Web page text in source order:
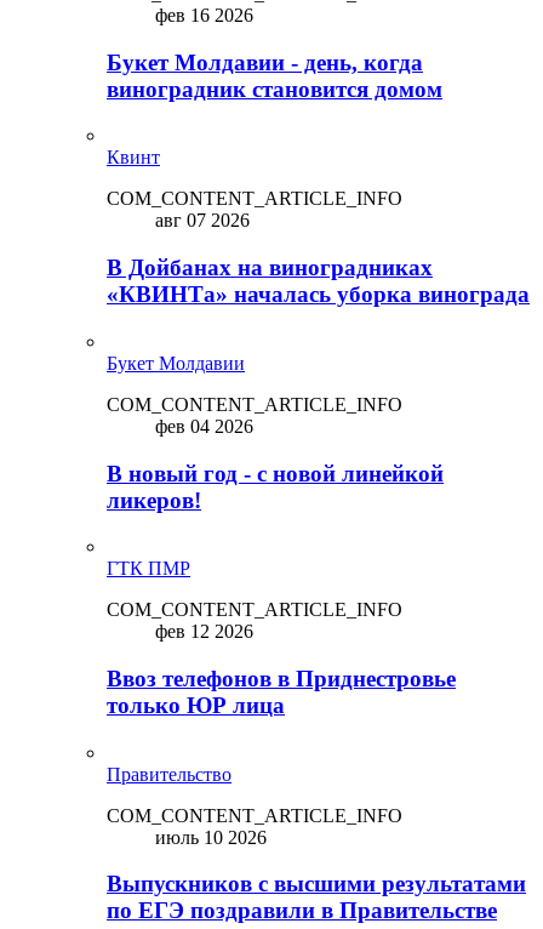
фев 16 2026
Букет Молдавии - день, когда
виноградник становится домом
Квинт
COM_CONTENT_ARTICLE_INFO
авг 07 2026
В Дойбанах на виноградниках
«КВИНТа» началась уборка винограда
Букет Молдавии
COM_CONTENT_ARTICLE_INFO
фев 04 2026
В новый год - с новой линейкой
ликepoв!
ГТК ПМР
COM_CONTENT_ARTICLE_INFO
фев 12 2026
Ввоз телефонов в Приднестровье
только ЮР лица
Правительство
COM_CONTENT_ARTICLE_INFO
июль 10 2026
Выпускников с высшими результатами
по ЕГЭ поздравили в Правительстве